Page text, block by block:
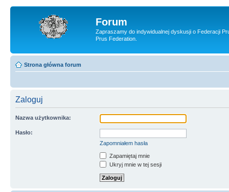
Forum
Zapraszamy do indywidualnej dyskusji o Federacji
Prus Federation.
Strona główna forum
Zaloguj
Nazwa użytkownika:
Hasło:
Zapomniałem hasła
Zapamiętaj mnie
Ukryj mnie w tej sesji